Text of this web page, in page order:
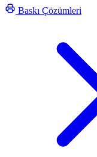
Baskı Çözümleri